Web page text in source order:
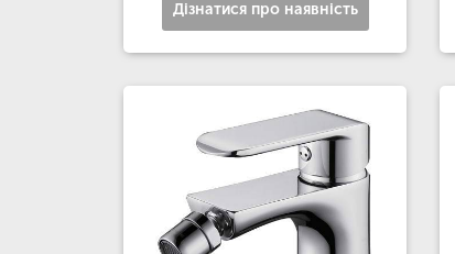
Дізнатися про наявність